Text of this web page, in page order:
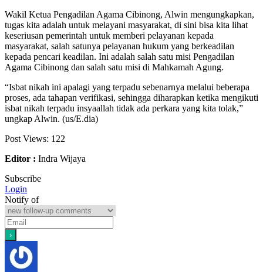
Wakil Ketua Pengadilan Agama Cibinong, Alwin mengungkapkan,
tugas kita adalah untuk melayani masyarakat, di sini bisa kita lihat
keseriusan pemerintah untuk memberi pelayanan kepada
masyarakat, salah satunya pelayanan hukum yang berkeadilan
kepada pencari keadilan. Ini adalah salah satu misi Pengadilan
Agama Cibinong dan salah satu misi di Mahkamah Agung.
“Isbat nikah ini apalagi yang terpadu sebenarnya melalui beberapa
proses, ada tahapan verifikasi, sehingga diharapkan ketika mengikuti
isbat nikah terpadu insyaallah tidak ada perkara yang kita tolak,”
ungkap Alwin. (us/E.dia)
Post Views: 122
Editor : Indra Wijaya
Subscribe
Login
Notify of